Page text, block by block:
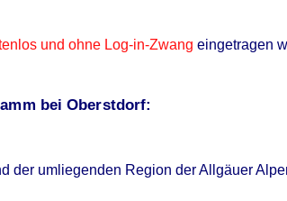
und ohne Log-in-Zwang eingetragen
bei Oberstdorf:
der umliegenden Region der Allgäuer